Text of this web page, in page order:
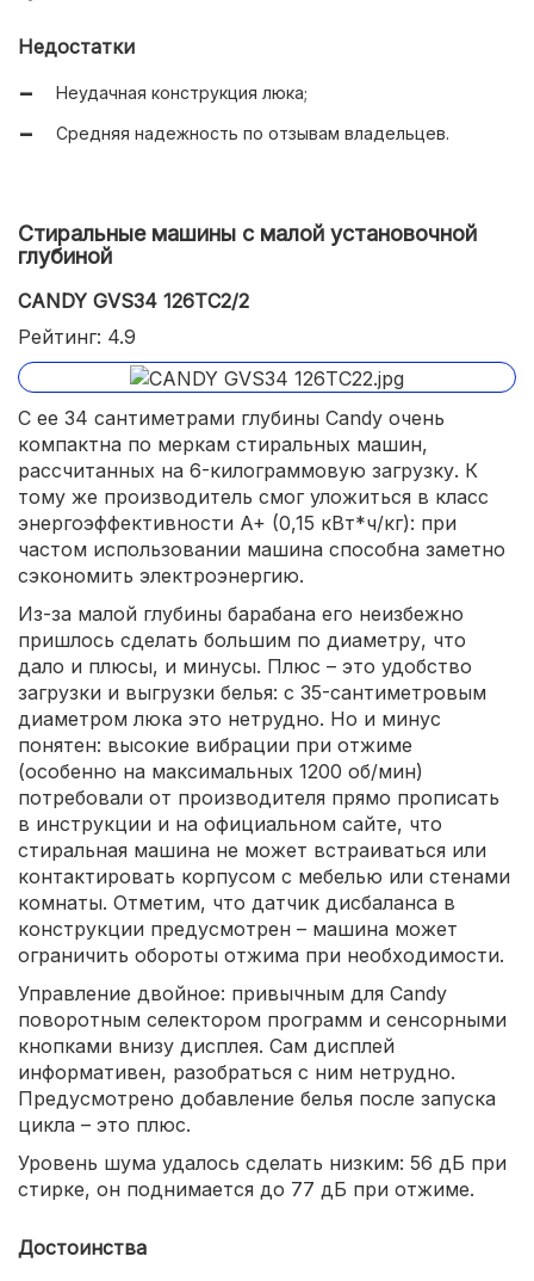
Недостатки
Неудачная конструкция люка;
Средняя надежность по отзывам владельцев.
Стиральные машины с малой установочной
глубиной
CANDY GVS34 126TC2/2
Рейтинг: 4.9
С ее 34 сантиметрами глубины Candy очень
компактна по меркам стиральных машин,
рассчитанных на 6-килограммовую загрузку. К
тому же производитель смог уложиться в класс
энергоэффективности A+ (0,15 кВт*ч/кг): при
частом использовании машина способна заметно
сэкономить электроэнергию.
Из-за малой глубины барабана его неизбежно
пришлось сделать большим по диаметру, что
дало и плюсы, и минусы. Плюс – это удобство
загрузки и выгрузки белья: с 35-сантиметровым
диаметром люка это нетрудно. Но и минус
понятен: высокие вибрации при отжиме
(особенно на максимальных 1200 об/мин)
потребовали от производителя прямо прописать
в инструкции и на официальном сайте, что
стиральная машина не может встраиваться или
контактировать корпусом с мебелью или стенами
комнаты. Отметим, что датчик дисбаланса в
конструкции предусмотрен – машина может
ограничить обороты отжима при необходимости.
Управление двойное: привычным для Candy
поворотным селектором программ и сенсорными
кнопками внизу дисплея. Сам дисплей
информативен, разобраться с ним нетрудно.
Предусмотрено добавление белья после запуска
цикла – это плюс.
Уровень шума удалось сделать низким: 56 дБ при
стирке, он поднимается до 77 дБ при отжиме.
Достоинства